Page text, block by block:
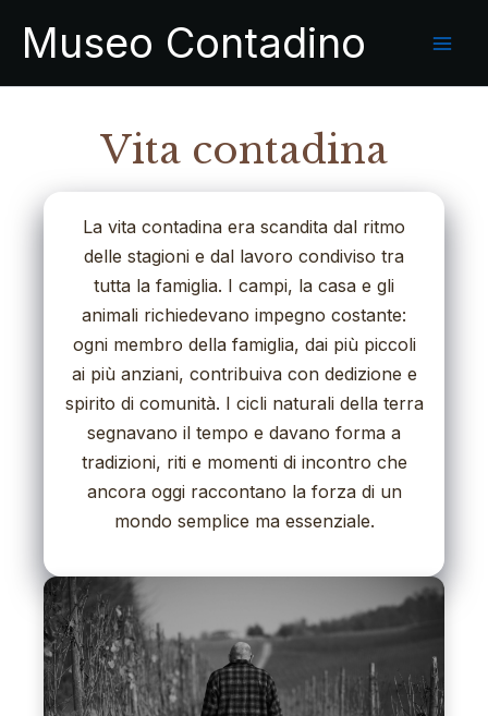
Museo Contadino
Vita contadina
La vita contadina era scandita dal ritmo
delle stagioni e dal lavoro condiviso tra
tutta la famiglia. I campi, la casa e gli
animali richiedevano impegno costante:
ogni membro della famiglia, dai più piccoli
ai più anziani, contribuiva con dedizione e
spirito di comunità. I cicli naturali della terra
segnavano il tempo e davano forma a
tradizioni, riti e momenti di incontro che
ancora oggi raccontano la forza di un
mondo semplice ma essenziale.